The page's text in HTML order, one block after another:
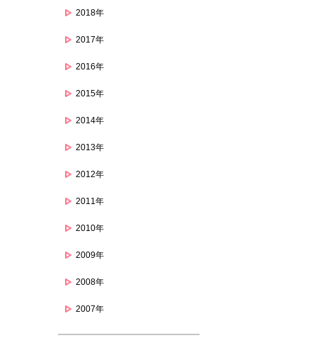
2018年
2017年
2016年
2015年
2014年
2013年
2012年
2011年
2010年
2009年
2008年
2007年